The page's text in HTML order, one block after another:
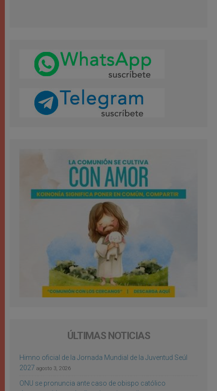
ÚLTIMAS NOTICIAS
Himno oficial de la Jornada Mundial de la Juventud Seúl
2027 agosto 3, 2026
ONU se pronuncia ante caso de obispo católico